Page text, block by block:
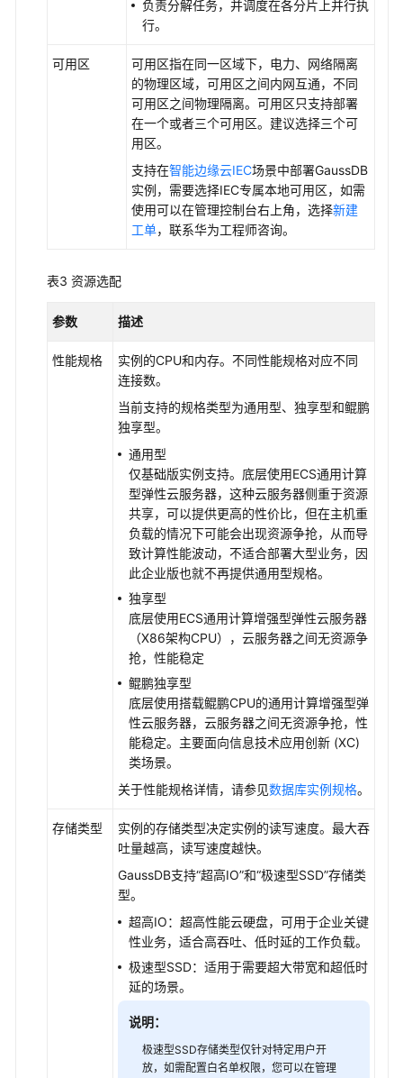
负责分解任务，并调度在各分片上并行执
行。
可用区
可用区指在同一区域下，电力、网络隔离
的物理区域，可用区之间内网互通，不同
可用区之间物理隔离。可用区只支持部署
在一个或者三个可用区。建议选择三个可
用区。
支持在智能边缘云IEC场景中部署GaussDB
实例，需要选择IEC专属本地可用区，如需
使用可以在管理控制台右上角，选择新建
工单，联系华为工程师咨询。
表3 资源选配
参数 描述
性能规格
实例的CPU和内存。不同性能规格对应不同
连接数。
当前支持的规格类型为通用型、独享型和鲲鹏
独享型。
通用型
仅基础版实例支持。底层使用ECS通用计算
型弹性云服务器，这种云服务器侧重于资源
共享，可以提供更高的性价比，但在主机重
负载的情况下可能会出现资源争抢，从而导
致计算性能波动，不适合部署大型业务，因
此企业版也就不再提供通用型规格。
独享型
底层使用ECS通用计算增强型弹性云服务器
（X86架构CPU），云服务器之间无资源争
抢，性能稳定
鲲鹏独享型
底层使用搭载鲲鹏CPU的通用计算增强型弹
性云服务器，云服务器之间无资源争抢，性
能稳定。主要面向信息技术应用创新 (XC)
类场景。
关于性能规格详情，请参见数据库实例规格。
存储类型
实例的存储类型决定实例的读写速度。最大吞
吐量越高，读写速度越快。
GaussDB支持“超高IO”和“极速型SSD”存储类
型。
超高IO：超高性能云硬盘，可用于企业关键
性业务，适合高吞吐、低时延的工作负载。
极速型SSD：适用于需要超大带宽和超低时
延的场景。
说明：
极速型SSD存储类型仅针对特定用户开
放，如需配置白名单权限，您可以在管理